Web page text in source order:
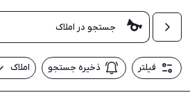
فیلتر ذخیره جستجو املاک